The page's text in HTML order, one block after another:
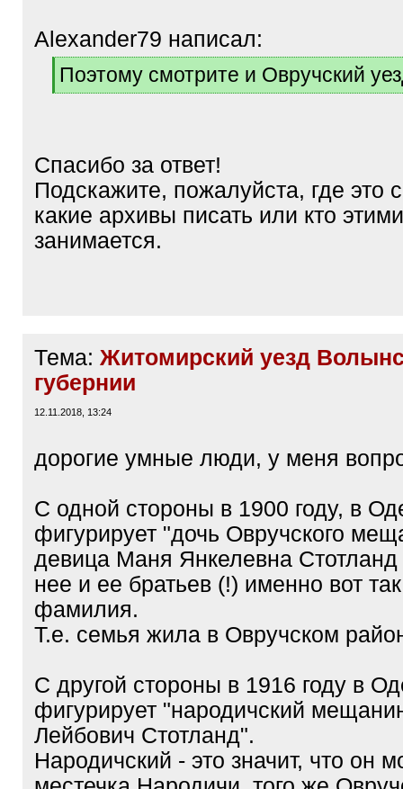
Alexander79 написал:
[
qПоэтому смотрите и Овручский
[
Спасибо за ответ!
Подскажите, пожалуйста, где это
какие архивы писать или кто
занимается.
Тема: Житомирский уезд
губернии
12.11.2018, 13:24
дорогие умные люди, у меня
С одной стороны в 1900 году, в
фигурирует "дочь Овручского
девица Маня Янкелевна
нее и ее братьев (!) именно вот
фамилия.
Т.е. семья жила в Овручском
С другой стороны в 1916 году в
фигурирует "народичский
Лейбович Стотланд".
Народичский - это значит, что он